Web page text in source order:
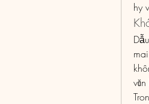
hy